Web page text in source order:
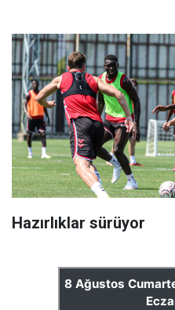
Hazırlıklar sürüyor